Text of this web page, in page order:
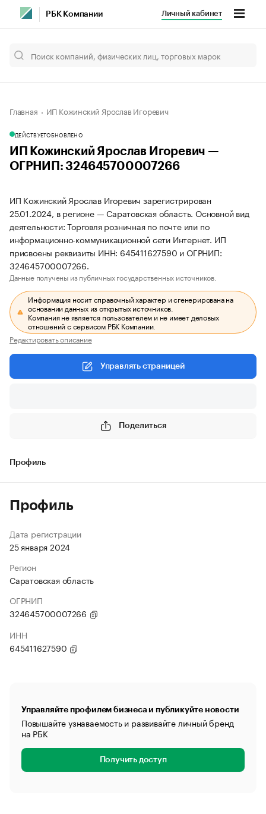
РБК Компании Личный кабинет
Главная ИП Кожинский Ярослав Игоревич
ДЕЙСТВУЕТОБНОВЛЕНО
ИП Кожинский Ярослав Игоревич —
ОГРНИП: 324645700007266
ИП Кожинский Ярослав Игоревич зарегистрирован
25.01.2024, в регионе — Саратовская область. Основной вид
деятельности: Торговля розничная по почте или по
информационно-коммуникационной сети Интернет. ИП
присвоены реквизиты ИНН: 645411627590 и ОГРНИП:
324645700007266.
Данные получены из публичных государственных источников.
Информация носит справочный характер и сгенерирована на
основании данных из открытых источников.
Компания не является пользователем и не имеет деловых
отношений с сервисом РБК Компании.
Редактировать описание
Управлять страницей
Поделиться
Профиль
Профиль
Дата регистрации
25 января 2024
Регион
Саратовская область
ОГРНИП
324645700007266
ИНН
645411627590
Управляйте профилем бизнеса и публикуйте новости
Повышайте узнаваемость и развивайте личный бренд
на РБК
Получить доступ